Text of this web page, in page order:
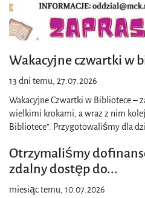
Wakacyjne czwartki w
13 dni temu, 27.07.2026
Wakacyjne Czwartki w Bibliotece –
wielkimi krokami, a wraz z nim
Bibliotece”. Przygotowaliśmy dla
Otrzymaliśmy
zdalny dostęp do...
miesiąc temu, 10.07.2026